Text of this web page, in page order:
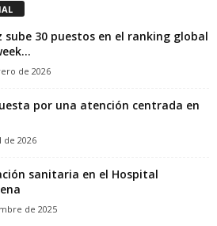
sube 30 puestos en el ranking global
de 2026
por una atención centrada en
de 2026
sanitaria en el Hospital
de 2025